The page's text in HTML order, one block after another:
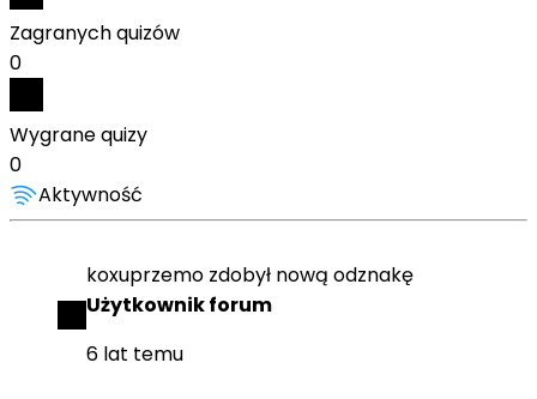
Zagranych quizów
0
Wygrane quizy
0
Aktywność
koxuprzemo zdobył nową odznakę
Użytkownik forum
6 lat temu